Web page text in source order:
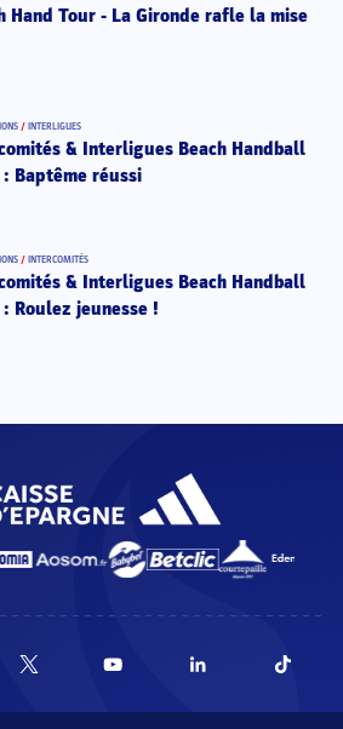
Hand Tour - La Gironde rafle la mise
/ INTERLIGUES
& Interligues Beach Handball
Baptême réussi
/ INTERCOMITÉS
& Interligues Beach Handball
Roulez jeunesse !